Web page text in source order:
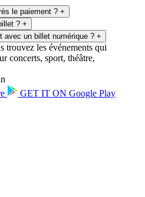
le paiement ? +
? +
avec un billet numérique ? +
trouvez les événements qui
concerts, sport, théâtre,
GET IT ON Google Play